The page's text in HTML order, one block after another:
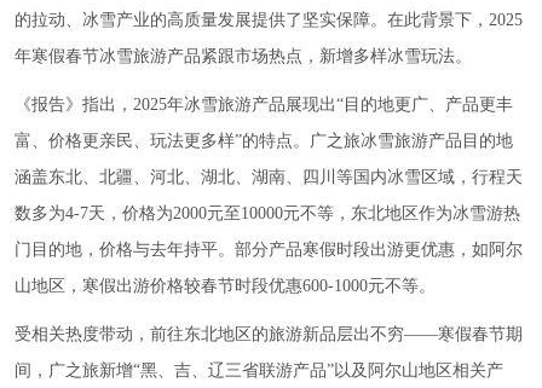
的拉动、冰雪产业的高质量发展提供了坚实保障。在此背景下，2025
年寒假春节冰雪旅游产品紧跟市场热点，新增多样冰雪玩法。
《报告》指出，2025年冰雪旅游产品展现出“目的地更广、产品更丰
富、价格更亲民、玩法更多样”的特点。广之旅冰雪旅游产品目的地
涵盖东北、北疆、河北、湖北、湖南、四川等国内冰雪区域，行程天
数多为4-7天，价格为2000元至10000元不等，东北地区作为冰雪游热
门目的地，价格与去年持平。部分产品寒假时段出游更优惠，如阿尔
山地区，寒假出游价格较春节时段优惠600-1000元不等。
受相关热度带动，前往东北地区的旅游新品层出不穷——寒假春节期
间，广之旅新增“黑、吉、辽三省联游产品”以及阿尔山地区相关产